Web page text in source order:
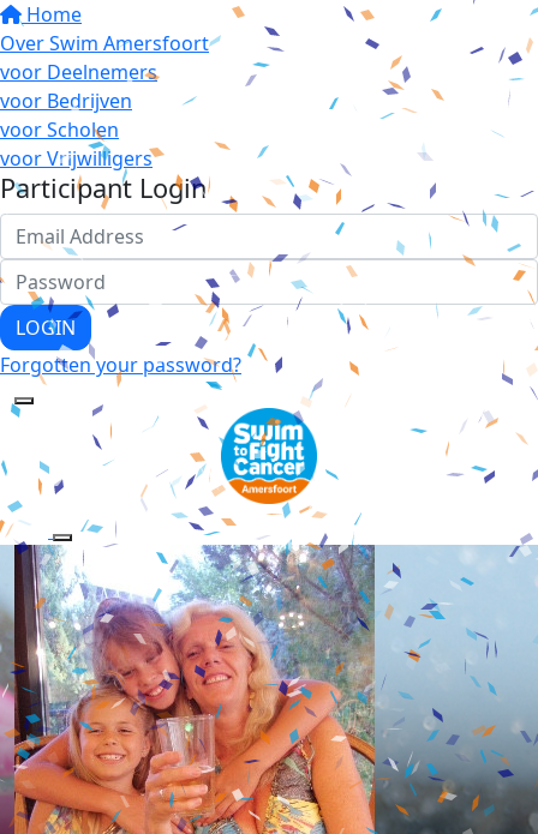
Home
Over Swim Amersfoort
voor Deelnemers
voor Bedrijven
voor Scholen
voor Vrijwilligers
Participant Login
LOGIN
Forgotten your password?